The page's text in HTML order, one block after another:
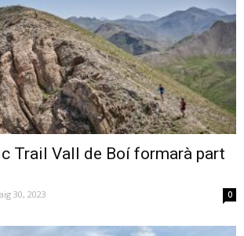
Trail Vall de Boí formarà part
30, 2023 0